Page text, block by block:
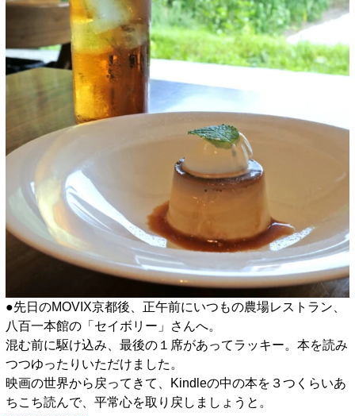
●先日のMOVIX京都後、正午前にいつもの農場レストラン、
八百一本館の「セイボリー」さんへ。
混む前に駆け込み、最後の１席があってラッキー。本を読み
つつゆったりいただけました。
映画の世界から戻ってきて、Kindleの中の本を３つくらいあ
ちこち読んで、平常心を取り戻しましょうと。